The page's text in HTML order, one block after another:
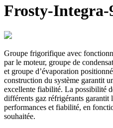
Frosty-Integra-
Groupe frigorifique avec
par le moteur, groupe de
et groupe d’évaporation
construction du système garantit
excellente fiabilité. La possibilité
différents gaz réfrigérants garantit
performances et fiabilité, en
souhaitée.